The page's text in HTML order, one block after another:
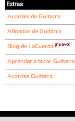
Extras
Acordes de Guitarra
Afinador de Guitarra
Blog de LaCuerda ¡nuevo!
Aprender a tocar Guitarra
Acordes Guitarra